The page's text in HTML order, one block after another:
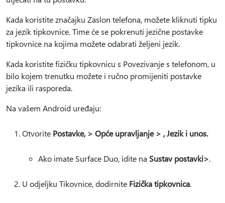
Kada koristite značajku Zaslon telefona, možete kliknuti tipku
za jezik tipkovnice. Time će se pokrenuti jezične postavke
tipkovnice na kojima možete odabrati željeni jezik.
Kada koristite fizičku tipkovnicu s Povezivanje s telefonom, u
bilo kojem trenutku možete i ručno promijeniti postavke
jezika ili rasporeda.
Na vašem Android uređaju:
Otvorite Postavke, > Opće upravljanje > , Jezik i unos.
Ako imate Surface Duo, idite na Sustav postavki>.
U odjeljku Tikovnice, dodirnite Fizička tipkovnica.